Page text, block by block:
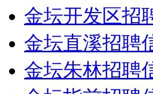
金坛开发区招
金坛直溪招聘
金坛朱林招聘